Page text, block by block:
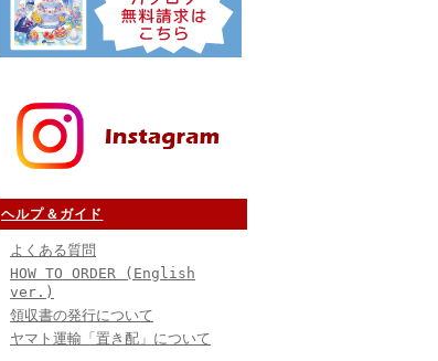
ヘルプ＆ガイド
よくある質問
HOW TO ORDER (English
ver.)
領収書の発行について
ヤマト運輸「置き配」について